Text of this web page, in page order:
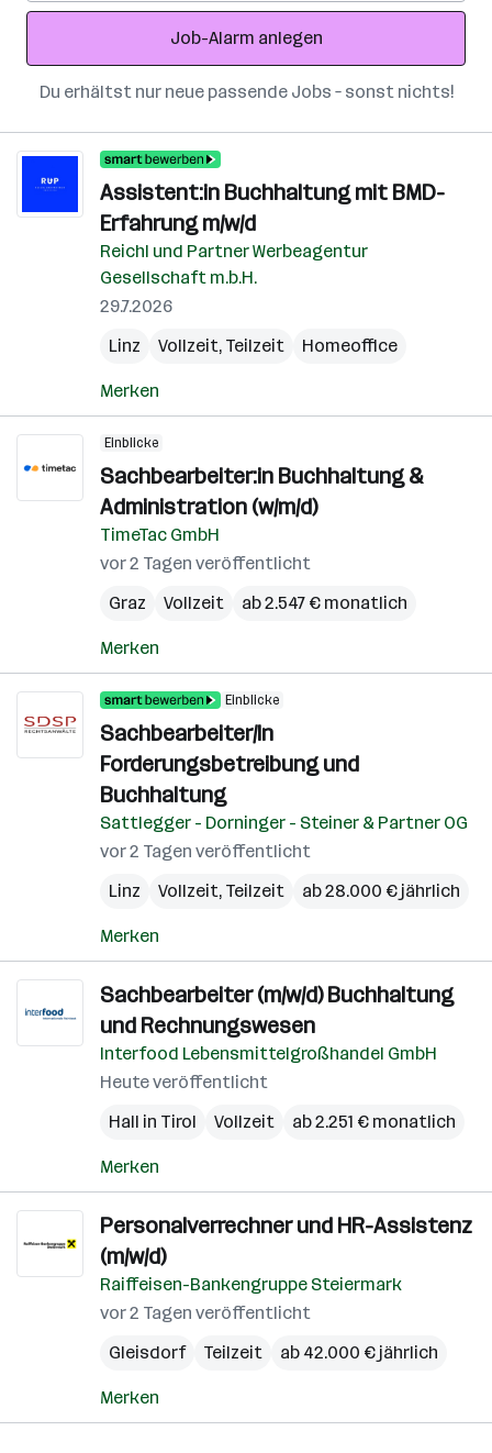
Adresse
Job-Alarm anlegen
Du erhältst nur neue passende Jobs – sonst nichts!
Assistent:in Buchhaltung mit BMD-
Erfahrung m/w/d
Reichl und Partner Werbeagentur
Gesellschaft m.b.H.
29.7.2026
Linz
Vollzeit, Teilzeit Homeoffice
Merken
Einblicke
Sachbearbeiter:in Buchhaltung &
Administration (w/m/d)
TimeTac GmbH
vor 2 Tagen veröffentlicht
Graz
Vollzeit ab 2.547 € monatlich
Merken
Einblicke
Sachbearbeiter/In
Forderungsbetreibung und
Buchhaltung
Sattlegger - Dorninger - Steiner & Partner OG
vor 2 Tagen veröffentlicht
Linz
Vollzeit, Teilzeit ab 28.000 € jährlich
Merken
Sachbearbeiter (m/w/d) Buchhaltung
und Rechnungswesen
Interfood Lebensmittelgroßhandel GmbH
Heute veröffentlicht
Hall in Tirol
Vollzeit ab 2.251 € monatlich
Merken
Personalverrechner und HR-Assistenz
(m/w/d)
Raiffeisen-Bankengruppe Steiermark
vor 2 Tagen veröffentlicht
Gleisdorf
Teilzeit ab 42.000 € jährlich
Merken